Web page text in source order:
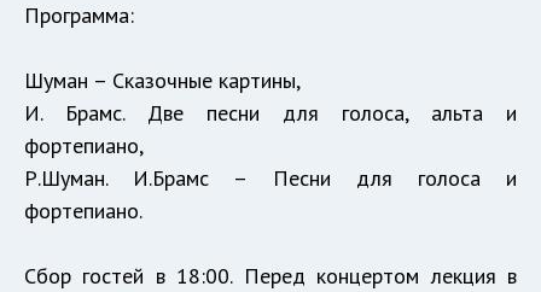
Программа:
Шуман – Сказочные картины,
И. Брамс. Две песни для голоса, альта и
фортепиано,
Р.Шуман. И.Брамс – Песни для голоса и
фортепиано.
Сбор гостей в 18:00. Перед концертом лекция в